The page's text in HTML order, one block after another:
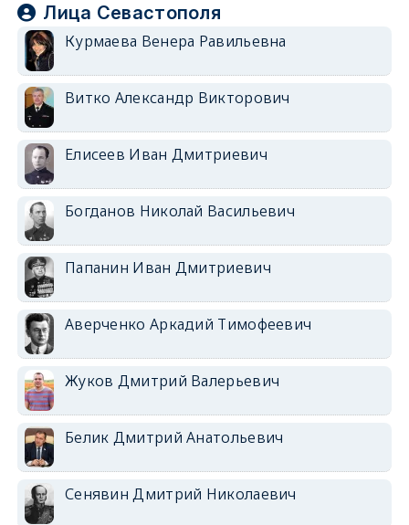
Лица Севастополя
Курмаева Венера Равильевна
Витко Александр Викторович
Елисеев Иван Дмитриевич
Богданов Николай Васильевич
Папанин Иван Дмитриевич
Аверченко Аркадий Тимофеевич
Жуков Дмитрий Валерьевич
Белик Дмитрий Анатольевич
Сенявин Дмитрий Николаевич